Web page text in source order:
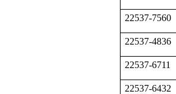
22537-7560
22537-4836
22537-6711
22537-6432